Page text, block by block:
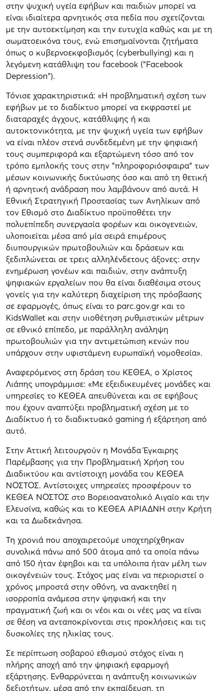
στην ψυχική υγεία εφήβων και παιδιών μπορεί να
είναι ιδιαίτερα αρνητικός στα πεδία που σχετίζονται
με την αυτοεκτίμηση και την ευτυχία καθώς και με τη
σωματοεικόνα τους, ενώ επισημαίνονται ζητήματα
όπως ο κυβερνοεκφοβισμός (cyberbullying) και η
λεγόμενη κατάθλιψη του facebook ("Facebook
Depression").
Τόνισε χαρακτηριστικά: «H προβληματική σχέση των
εφήβων με το διαδίκτυο μπορεί να εκφραστεί με
διαταραχές άγχους, κατάθλιψης ή και
αυτοκτονικότητα, με την ψυχική υγεία των εφήβων
να είναι πλέον στενά συνδεδεμένη με την ψηφιακή
τους συμπεριφορά και εξαρτώμενη τόσο από τον
τρόπο εμπλοκής τους στην "πληροφοριόσφαιρα" των
μέσων κοινωνικής δικτύωσης όσο και από τη θετική
ή αρνητική ανάδραση που λαμβάνουν από αυτά. Η
Εθνική Στρατηγική Προστασίας των Ανηλίκων από
τον Εθισμό στο Διαδίκτυο προϋποθέτει την
πολυεπίπεδη συνεργασία φορέων και οικογενειών,
υλοποιείται μέσα από μία σειρά επιμέρους
διυπουργικών πρωτοβουλιών και δράσεων και
ξεδιπλώνεται σε τρεις αλληλένδετους άξονες: στην
ενημέρωση γονέων και παιδιών, στην ανάπτυξη
ψηφιακών εργαλείων που θα είναι διαθέσιμα στους
γονείς για την καλύτερη διαχείριση της πρόσβασης
σε εφαρμογές, όπως είναι το parc.gov.gr και το
KidsWallet και στην υιοθέτηση ρυθμιστικών μέτρων
σε εθνικό επίπεδο, με παράλληλη ανάληψη
πρωτοβουλιών για την αντιμετώπιση κενών που
υπάρχουν στην υφιστάμενη ευρωπαϊκή νομοθεσία».
Αναφερόμενος στη δράση του ΚΕΘΕΑ, ο Χρίστος
Λιάπης υπογράμμισε: «Με εξειδικευμένες μονάδες και
υπηρεσίες το ΚΕΘΕΑ απευθύνεται και σε εφήβους
που έχουν αναπτύξει προβληματική σχέση με το
Διαδίκτυο ή το διαδικτυακό gaming ή εξάρτηση από
αυτό.
Στην Αττική λειτουργούν η Μονάδα Έγκαιρης
Παρέμβασης για την Προβληματική Χρήση του
Διαδικτύου και αντίστοιχη μονάδα του ΚΕΘΕΑ
ΝΟΣΤΟΣ. Αντίστοιχες υπηρεσίες προσφέρουν το
ΚΕΘΕΑ ΝΟΣΤΟΣ στο Βορειοανατολικό Αιγαίο και την
Ελευσίνα, καθώς και το ΚΕΘΕΑ ΑΡΙΑΔΝΗ στην Κρήτη
και τα Δωδεκάνησα.
Τη χρονιά που αποχαιρετούμε υποχτηρίχθηκαν
συνολικά πάνω από 500 άτομα από τα οποία πάνω
από 150 ήταν έφηβοι και τα υπόλοιπα ήταν μέλη των
οικογένειών τους. Στόχος μας είναι να περιοριστεί ο
χρόνος μπροστά στην οθόνη, να ανακτηθεί η
ισορροπία ανάμεσα στην ψηφιακή και την
πραγματική ζωή και οι νέοι και οι νέες μας να είναι
σε θέση να ανταποκρίνονται στις προκλήσεις και τις
δυσκολίες της ηλικίας τους.
Σε περίπτωση σοβαρού εθισμού στόχος είναι η
πλήρης αποχή από την ψηφιακή εφαρμογή
εξάρτησης. Ενθαρρύνεται η ανάπτυξη κοινωνικών
δεξιοτήτων, μέσα από την εκπαίδευση, τη